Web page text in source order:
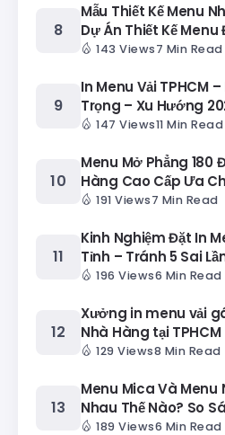
Mẫu Thiết Kế Menu
Dự Án Thiết Kế Menu
143 Views7 Min Read
In Menu Vải TPHCM
Trọng – Xu Hướng
147 Views11 Min Read
Menu Mở Phẳng 180
Hàng Cao Cấp Ưa
191 Views7 Min Read
Kinh Nghiệm Đặt In
Tỉnh – Tránh 5 Sai
196 Views6 Min Read
Xưởng in menu vải
Nhà Hàng tại TPHCM
129 Views8 Min Read
Menu Mica Và Menu
Nhau Thế Nào? So
189 Views6 Min Read